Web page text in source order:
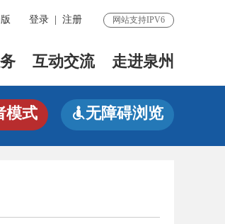
登录 注册 网站支持IPV6
互动交流 走进泉州
模式 无障碍浏览